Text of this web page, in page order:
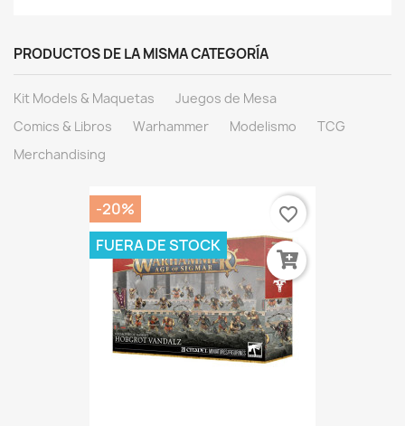
PRODUCTOS DE LA MISMA CATEGORÍA
Kit Models & Maquetas
Juegos de Mesa
Comics & Libros
Warhammer Modelismo
TCG
Merchandising
-20%
FUERA DE STOCK
favorite_border